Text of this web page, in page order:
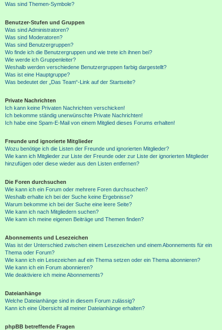
Was sind Themen-Symbole?
Benutzer-Stufen und Gruppen
Was sind Administratoren?
Was sind Moderatoren?
Was sind Benutzergruppen?
Wo finde ich die Benutzergruppen und wie trete ich ihnen bei?
Wie werde ich Gruppenleiter?
Weshalb werden verschiedene Benutzergruppen farbig dargestellt?
Was ist eine Hauptgruppe?
Was bedeutet der „Das Team“-Link auf der Startseite?
Private Nachrichten
Ich kann keine Privaten Nachrichten verschicken!
Ich bekomme ständig unerwünschte Private Nachrichten!
Ich habe eine Spam-E-Mail von einem Mitglied dieses Forums erhalten!
Freunde und ignorierte Mitglieder
Wozu benötige ich die Listen der Freunde und ignorierten Mitglieder?
Wie kann ich Mitglieder zur Liste der Freunde oder zur Liste der ignorierten Mitglieder
hinzufügen oder diese wieder aus den Listen entfernen?
Die Foren durchsuchen
Wie kann ich ein Forum oder mehrere Foren durchsuchen?
Weshalb erhalte ich bei der Suche keine Ergebnisse?
Warum bekomme ich bei der Suche eine leere Seite?
Wie kann ich nach Mitgliedern suchen?
Wie kann ich meine eigenen Beiträge und Themen finden?
Abonnements und Lesezeichen
Was ist der Unterschied zwischen einem Lesezeichen und einem Abonnements für ein
Thema oder Forum?
Wie kann ich ein Lesezeichen auf ein Thema setzen oder ein Thema abonnieren?
Wie kann ich ein Forum abonnieren?
Wie deaktiviere ich meine Abonnements?
Dateianhänge
Welche Dateianhänge sind in diesem Forum zulässig?
Kann ich eine Übersicht all meiner Dateianhänge erhalten?
phpBB betreffende Fragen